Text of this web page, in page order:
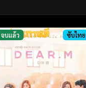
จบแล้ว ซับไทย